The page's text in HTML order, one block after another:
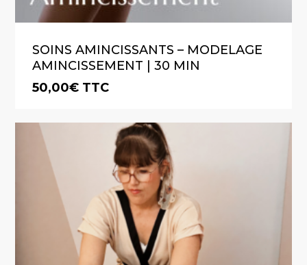
SOINS AMINCISSANTS – MODELAGE
AMINCISSEMENT | 30 MIN
50,00€ TTC